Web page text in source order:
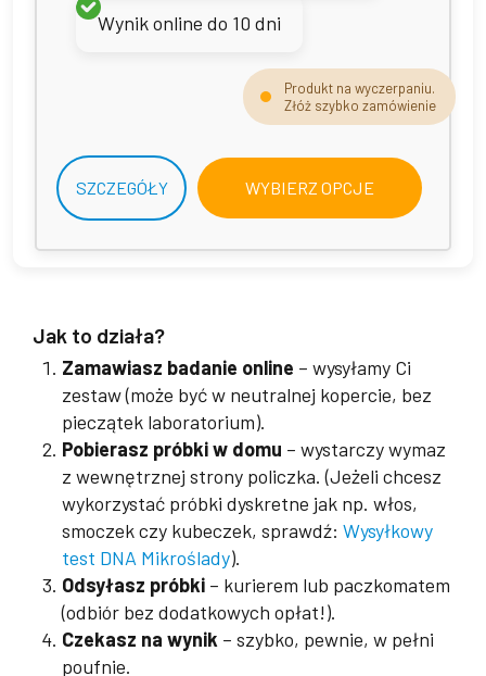
Wynik online do 10 dni
Produkt na wyczerpaniu.
Złóż szybko zamówienie
SZCZEGÓŁY WYBIERZ OPCJE
wiele
Jak to działa?
Zamawiasz badanie online – wysyłamy Ci
zestaw (może być w neutralnej kopercie, bez
pieczątek laboratorium).
Pobierasz próbki w domu – wystarczy wymaz
z wewnętrznej strony policzka. (Jeżeli chcesz
wykorzystać próbki dyskretne jak np. włos,
smoczek czy kubeczek, sprawdź: Wysyłkowy
test DNA Mikroślady).
Odsyłasz próbki – kurierem lub paczkomatem
(odbiór bez dodatkowych opłat!).
Czekasz na wynik – szybko, pewnie, w pełni
poufnie.